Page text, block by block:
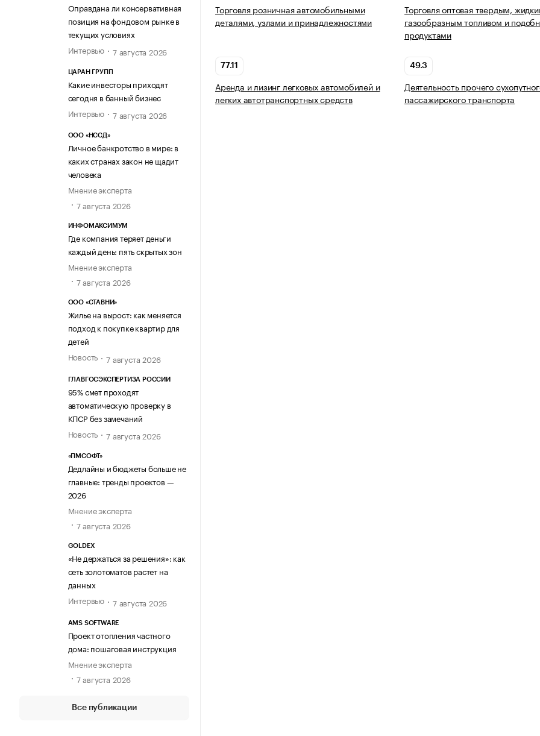
Оправдана ли консервативная
позиция на фондовом рынке в
текущих условиях
Интервью
7 августа 2026
ЦАРАН ГРУПП
Какие инвесторы приходят
сегодня в банный бизнес
Интервью
7 августа 2026
ООО «НССД»
Личное банкротство в мире: в
каких странах закон не щадит
человека
Мнение эксперта
7 августа 2026
ИНФОМАКСИМУМ
Где компания теряет деньги
каждый день: пять скрытых зон
Мнение эксперта
7 августа 2026
ООО «СТАВНИ»
Жилье на вырост: как меняется
подход к покупке квартир для
детей
Новость
7 августа 2026
ГЛАВГОСЭКСПЕРТИЗА РОССИИ
95% смет проходят
автоматическую проверку в
КПСР без замечаний
Новость
7 августа 2026
«ПМСОФТ»
Дедлайны и бюджеты больше не
главные: тренды проектов —
2026
Мнение эксперта
7 августа 2026
GOLDEX
«Не держаться за решения»: как
сеть золотоматов растет на
данных
Интервью
7 августа 2026
AMS SOFTWARE
Проект отопления частного
дома: пошаговая инструкция
Мнение эксперта
7 августа 2026
Все публикации
Торговля розничная автомобильными
деталями, узлами и принадлежностями
Торговля оптовая твердым,
газообразным топливом и
продуктами
77.11
Аренда и лизинг легковых автомобилей и
легких автотранспортных средств
49.3
Деятельность прочего
пассажирского транспорта